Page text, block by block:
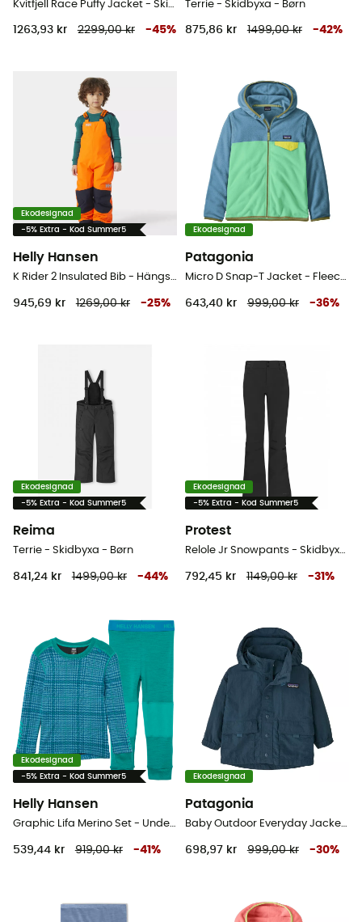
1263,93 kr 2299,00 kr -45%
Terrie - Skidbyxa - Børn
875,86 kr 1499,00 kr -42%
Ekodesignad
-5% Extra - Kod Summer5
Helly Hansen
K Rider 2 Insulated Bib - Hängselbyxor ski - Børn
945,69 kr 1269,00 kr -25%
Ekodesignad
Patagonia
Micro D Snap-T Jacket - Fleecetröjor - Børn
643,40 kr 999,00 kr -36%
Ekodesignad
-5% Extra - Kod Summer5
Reima
Terrie - Skidbyxa - Børn
841,24 kr 1499,00 kr -44%
Ekodesignad
-5% Extra - Kod Summer5
Protest
Relole Jr Snowpants - Skidbyxa - Børn
792,45 kr 1149,00 kr -31 %
Ekodesignad
-5% Extra - Kod Summer5
Helly Hansen
Graphic Lifa Merino Set - Underställ merinoull - Barn
539,44 kr 919,00 kr -41 %
Ekodesignad
Patagonia
Baby Outdoor Everyday Jacket - Regnjacka - Børn
698,97 kr 999,00 kr -30%